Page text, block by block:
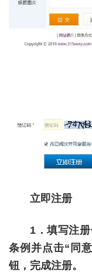
立即注册
1．填写注
条例并点击“同
钮，完成注册。